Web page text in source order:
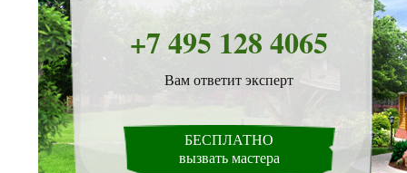
+7 495 128 4065
Вам ответит эксперт
БЕСПЛАТНО
вызвать мастера